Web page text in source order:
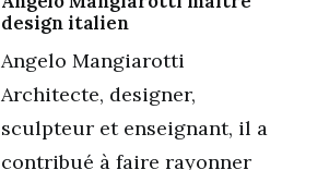
design italien
Angelo Mangiarotti
Architecte, designer,
sculpteur et enseignant, il a
contribué à faire rayonner